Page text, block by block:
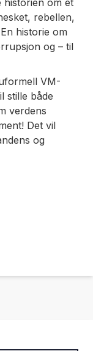
historien om et
rebellen,
historie om
og – til
VM-
stille både
verdens
Det vil
og